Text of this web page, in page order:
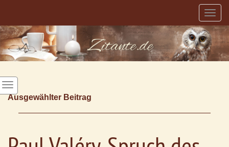
Ausgewählter Beitrag